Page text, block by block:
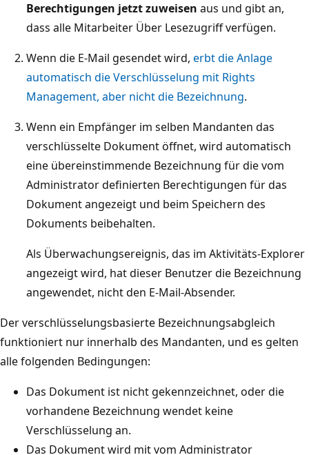
Berechtigungen jetzt zuweisen aus und gibt an,
dass alle Mitarbeiter Über Lesezugriff verfügen.
Wenn die E-Mail gesendet wird, erbt die Anlage
automatisch die Verschlüsselung mit Rights
Management, aber nicht die Bezeichnung.
Wenn ein Empfänger im selben Mandanten das
verschlüsselte Dokument öffnet, wird automatisch
eine übereinstimmende Bezeichnung für die vom
Administrator definierten Berechtigungen für das
Dokument angezeigt und beim Speichern des
Dokuments beibehalten.
Als Überwachungsereignis, das im Aktivitäts-Explorer
angezeigt wird, hat dieser Benutzer die Bezeichnung
angewendet, nicht den E-Mail-Absender.
Der verschlüsselungsbasierte Bezeichnungsabgleich
funktioniert nur innerhalb des Mandanten, und es gelten
alle folgenden Bedingungen:
Das Dokument ist nicht gekennzeichnet, oder die
vorhandene Bezeichnung wendet keine
Verschlüsselung an.
Das Dokument wird mit vom Administrator